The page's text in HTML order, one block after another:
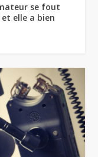
se fout
elle a bien